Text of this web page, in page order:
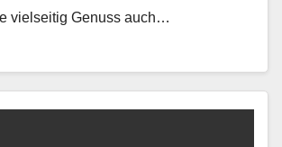
viel­seit­ig Genuss auch…